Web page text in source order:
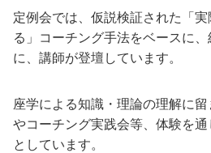
定例会では、仮説検証された「
る」コーチング手法をベースに
に、講師が登壇しています。
座学による知識・理論の理解に
やコーチング実践会等、体験を
としています。